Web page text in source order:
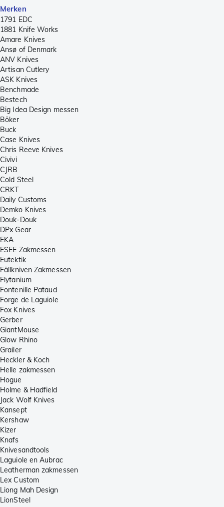
Merken
1791 EDC
1881 Knife Works
Amare Knives
Ansø of Denmark
ANV Knives
Artisan Cutlery
ASK Knives
Benchmade
Bestech
Big Idea Design messen
Böker
Buck
Case Knives
Chris Reeve Knives
Civivi
CJRB
Cold Steel
CRKT
Daily Customs
Demko Knives
Douk-Douk
DPx Gear
EKA
ESEE Zakmessen
Eutektik
Fällkniven Zakmessen
Flytanium
Fontenille Pataud
Forge de Laguiole
Fox Knives
Gerber
GiantMouse
Glow Rhino
Grailer
Heckler & Koch
Helle zakmessen
Hogue
Holme & Hadfield
Jack Wolf Knives
Kansept
Kershaw
Kizer
Knafs
Knivesandtools
Laguiole en Aubrac
Leatherman zakmessen
Lex Custom
Liong Mah Design
LionSteel